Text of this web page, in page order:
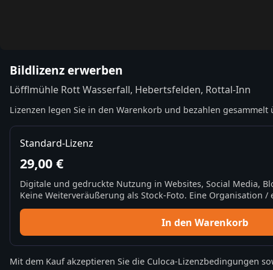
Bildlizenz erwerben
Löfflmühle Rott Wasserfall, Hebertsfelden, Rottal-Inn
Lizenzen legen Sie in den Warenkorb und bezahlen
Standard-Lizenz
29,00 €
Digitale und gedruckte Nutzung in Websites, Social Media,
Keine Weiterveräußerung als Stock-Foto. Eine Organisation /
In den Warenkorb
Mit dem Kauf akzeptieren Sie die Culoca-Lizenzbedingungen